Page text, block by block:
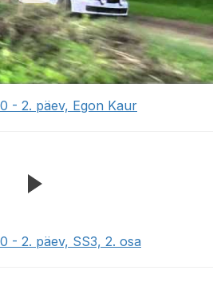
- 2. päev, Egon Kaur
- 2. päev, SS3, 2. osa